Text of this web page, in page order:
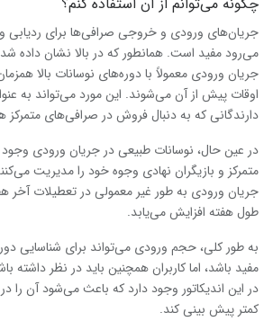
جریان‌های ورودی و خروجی صرافی‌ها برای
می‌رود مفید است. همانطور که در بالا نشان
جریان ورودی معمولاً با دوره‌های نوسانات بالا
اوقات پیش از آن می‌شوند. این مورد می‌تواند به
دارندگانی که به دنبال فروش در صرافی‌های متمرکز
در عین حال، نوسانات طبیعی در جریان ورودی وجود
متمرکز و بازیگران نهادی وجوه خود را مدیریت
جریان ورودی به طور غیر معمولی در تعطیلات آخر
طول هفته افزایش می‌یابد.
به طور کلی، حجم ورودی می‌تواند برای شناسایی
مفید باشد، اما کاربران همچنین باید در نظر داشته
در این اندیکاتور وجود دارد که باعث می‌شود آن را
کمتر پیش بینی کند.